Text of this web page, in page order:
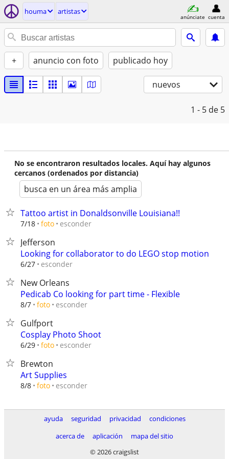
houma artistas
anúnciate cuenta
+ anuncio con foto publicado hoy
nuevos
1 - 5 de 5
No se encontraron resultados locales. Aquí hay algunos
cercanos (ordenados por distancia)
busca en un área más amplia
Tattoo artist in Donaldsonville Louisiana!!
7/18 foto esconder
Jefferson
Looking for collaborator to do LEGO stop motion
6/27 esconder
New Orleans
Pedicab Co looking for part time - Flexible
8/7 foto esconder
Gulfport
Cosplay Photo Shoot
6/29 foto esconder
Brewton
Art Supplies
8/8 foto esconder
ayuda seguridad privacidad
condiciones
acerca de
aplicación
mapa del sitio
© 2026 craigslist